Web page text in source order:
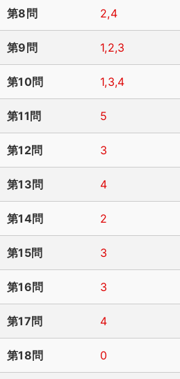
第8問 2,4
第9問 1,2,3
第10問 1,3,4
第11問 5
第12問 3
第13問 4
第14問 2
第15問 3
第16問 3
第17問 4
第18問 0